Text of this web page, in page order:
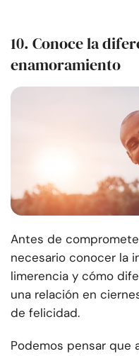
10. Conoce la
enamoramiento
Antes de
necesario conocer la
limerencia y cómo
una relación en
de felicidad.
Podemos pensar que